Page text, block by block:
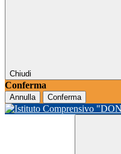
Chiudi
Conferma
Annulla Conferma